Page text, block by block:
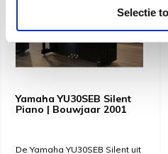
Selectie
Yamaha YU30SEB Silent
Piano | Bouwjaar 2001
De Yamaha YU30SEB Silent uit